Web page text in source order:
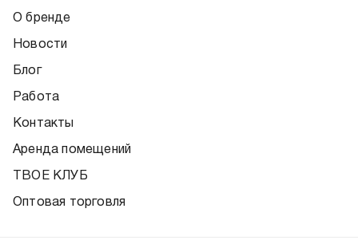
О бренде
Новости
Блог
Работа
Контакты
Аренда помещений
ТВОЕ КЛУБ
Оптовая торговля